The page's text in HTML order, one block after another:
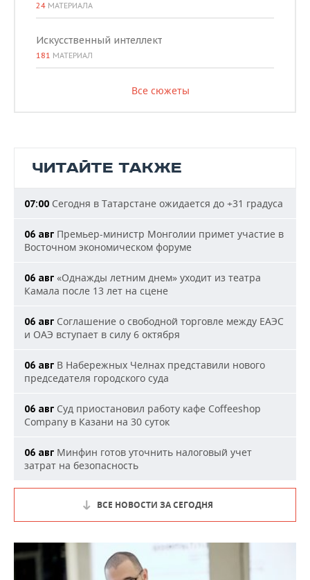
24 МАТЕРИАЛА
Искусственный интеллект
181 МАТЕРИАЛ
Все сюжеты
ЧИТАЙТЕ ТАКЖЕ
07:00 Сегодня в Татарстане ожидается до +31 градуса
06 авг Премьер-министр Монголии примет участие в
Восточном экономическом форуме
06 авг «Однажды летним днем» уходит из театра
Камала после 13 лет на сцене
06 авг Соглашение о свободной торговле между ЕАЭС
и ОАЭ вступает в силу 6 октября
06 авг В Набережных Челнах представили нового
председателя городского суда
06 авг Суд приостановил работу кафе Coffeeshop
Company в Казани на 30 суток
06 авг Минфин готов уточнить налоговый учет
затрат на безопасность
ВСЕ НОВОСТИ ЗА СЕГОДНЯ